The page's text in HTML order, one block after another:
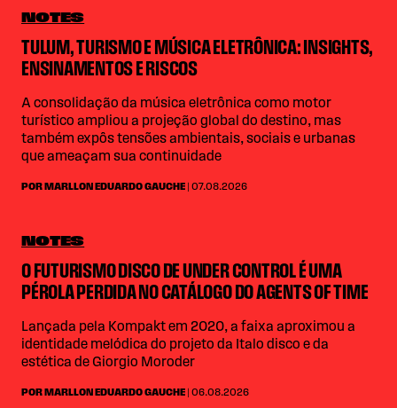
NOTES
TULUM, TURISMO E MÚSICA ELETRÔNICA: INSIGHTS,
ENSINAMENTOS E RISCOS
A consolidação da música eletrônica como motor
turístico ampliou a projeção global do destino, mas
também expôs tensões ambientais, sociais e urbanas
que ameaçam sua continuidade
POR MARLLON EDUARDO GAUCHE | 07.08.2026
NOTES
O FUTURISMO DISCO DE UNDER CONTROL É UMA
PÉROLA PERDIDA NO CATÁLOGO DO AGENTS OF TIME
Lançada pela Kompakt em 2020, a faixa aproximou a
identidade melódica do projeto da Italo disco e da
estética de Giorgio Moroder
POR MARLLON EDUARDO GAUCHE | 06.08.2026